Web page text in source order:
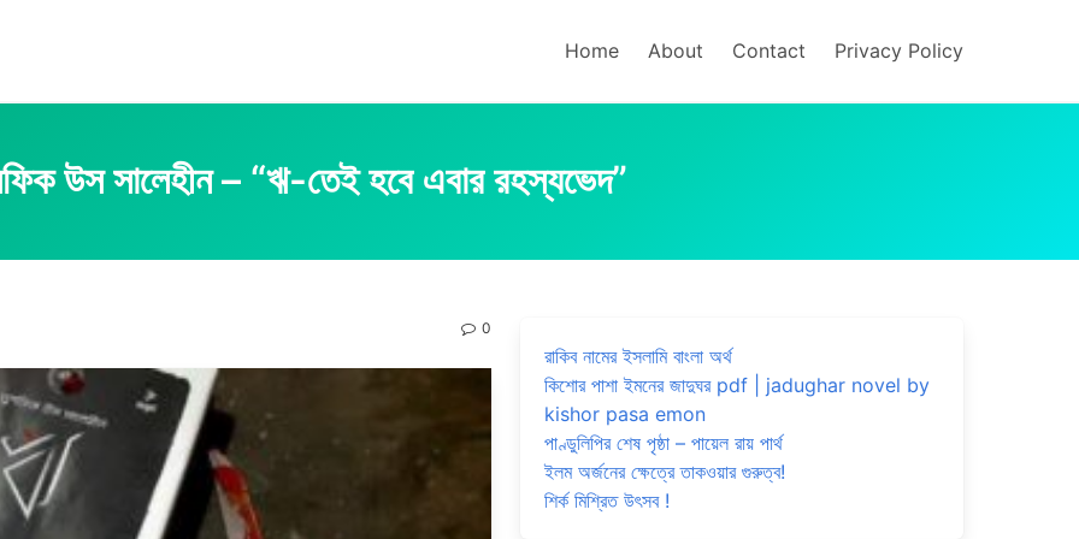
Home About Contact Privacy Policy
উস সালেহীন – “ঋ-তেই হবে এবার রহস্যভেদ”
0
রাকিব নামের ইসলামি বাংলা অর্থ
কিশোর পাশা ইমনের জাদুঘর pdf | jadughar novel by
kishor pasa emon
পাণ্ডুলিপির শেষ পৃষ্ঠা – পায়েল রায় পার্থ
ইলম অর্জনের ক্ষেত্রে তাকওয়ার গুরুত্ব!
শির্ক মিশ্রিত উৎসব !